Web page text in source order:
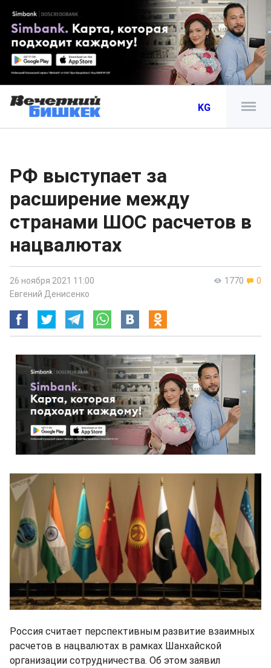
KG
РФ выступает за
расширение между
странами ШОС расчетов в
нацвалютах
1770 0
26 ноября 2021 11:00
Евгений Денисенко
Россия считает перспективным развитие взаимных
расчетов в нацвалютах в рамках Шанхайской
организации сотрудничества. Об этом заявил